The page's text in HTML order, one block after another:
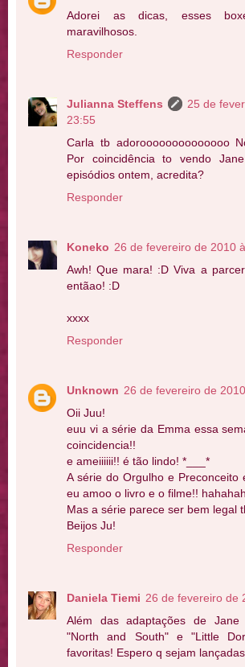
Adorei as dicas, esses
maravilhosos.
Responder
Julianna Steffens
25 de
23:55
Carla tb adoroooooooooooooo
Por coincidência to vendo
episódios ontem, acredita?
Responder
Koneko 26 de fevereiro de 2010
Awh! Que mara! :D Viva a
entãao! :D
xxxx
Responder
Unknown 26 de fevereiro de
Oii Juu!
euu vi a série da Emma essa
coincidencia!!
e ameiiiiii!! é tão lindo! *___*
A série do Orgulho e Preconceito
eu amoo o livro e o filme!!
Mas a série parece ser bem legal
Beijos Ju!
Responder
Daniela Tiemi 26 de fevereiro de
Além das adaptações de
"North and South" e "Little
favoritas! Espero q sejam lançadas